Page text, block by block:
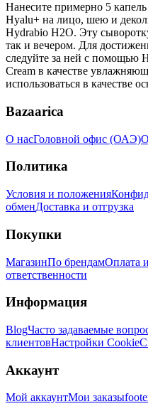
Нанесите примерно 5
Hyalu+ на лицо, шею и
Hydrabio H2O. Эту
так и вечером. Для
следуйте за ней с помощью
Cream в качестве
использоваться в качестве
Bazaarica
О насГоловной офис (ОАЭ)
Политика
Условия и положения
обменДоставка и отгрузка
Покупки
МагазинПо брендамОплата
ответственности
Информация
BlogЧасто задаваемые
клиентовНастройки Cookie
Аккаунт
Мой аккаунтМои заказы